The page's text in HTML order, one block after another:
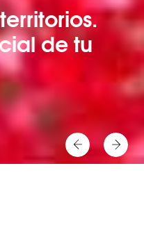
de tu